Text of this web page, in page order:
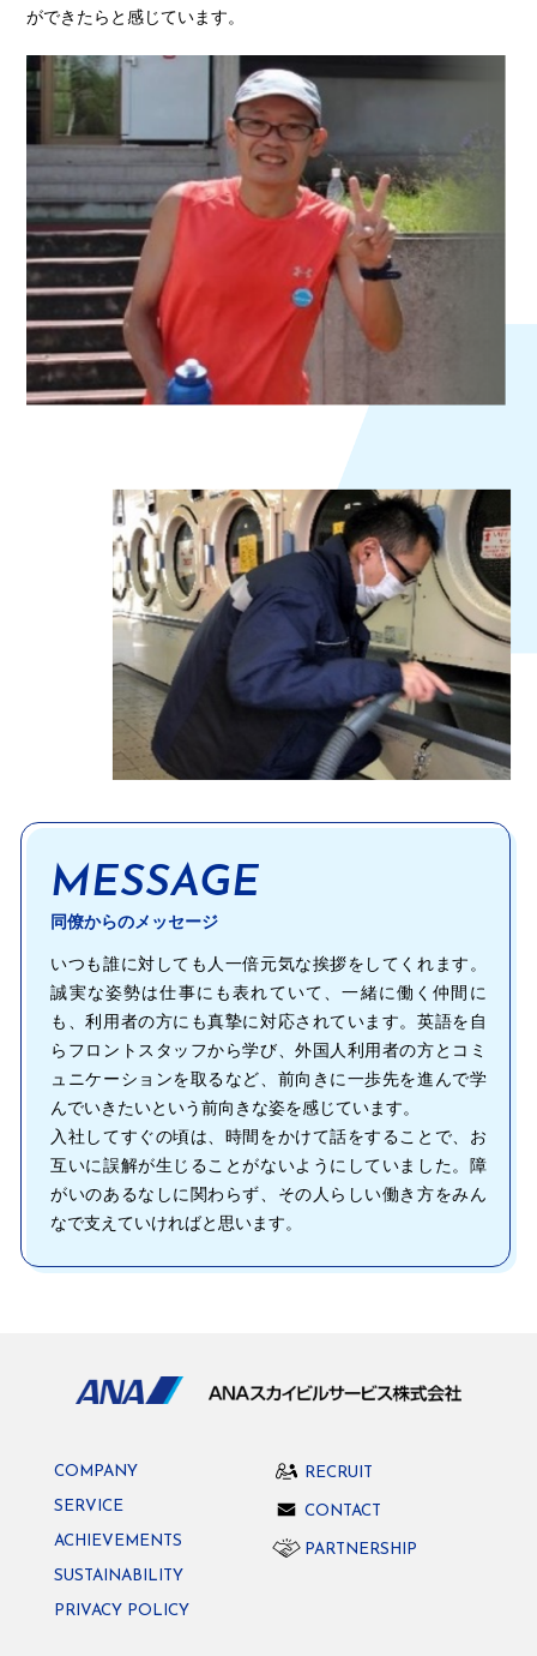
ができたらと感じています。
MESSAGE
同僚からのメッセージ
いつも誰に対しても人一倍元気な挨拶をしてくれます。
誠実な姿勢は仕事にも表れていて、一緒に働く仲間に
も、利用者の方にも真摯に対応されています。英語を自
らフロントスタッフから学び、外国人利用者の方とコミ
ュニケーションを取るなど、前向きに一歩先を進んで学
んでいきたいという前向きな姿を感じています。
入社してすぐの頃は、時間をかけて話をすることで、お
互いに誤解が生じることがないようにしていました。障
がいのあるなしに関わらず、その人らしい働き方をみん
なで支えていければと思います。
COMPANY
SERVICE
ACHIEVEMENTS
SUSTAINABILITY
PRIVACY POLICY
RECRUIT
CONTACT
PARTNERSHIP